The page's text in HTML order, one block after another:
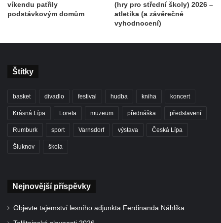
víkendu patřily
podstávkovým domům
(hry pro střední školy) 2026 –
atletika (a závěrečné
vyhodnocení)
Štítky
basket divadlo festival hudba kniha koncert
Krásná Lípa Loreta muzeum přednáška představení
Rumburk sport Varnsdorf výstava Česká Lípa
Šluknov škola
Nejnovější příspěvky
Objevte tajemství lesního adjunkta Ferdinanda Náhlíka